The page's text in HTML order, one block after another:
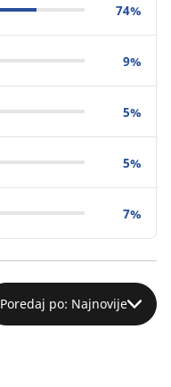
74%
9%
5%
5%
7%
Poredaj po: Najnovije